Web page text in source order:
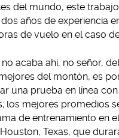
del mundo, este
años de experiencia
de vuelo en el caso
acaba ahí, no señor,
del montón, es
una prueba en línea
los mejores promedios
de entrenamiento en
Texas, que